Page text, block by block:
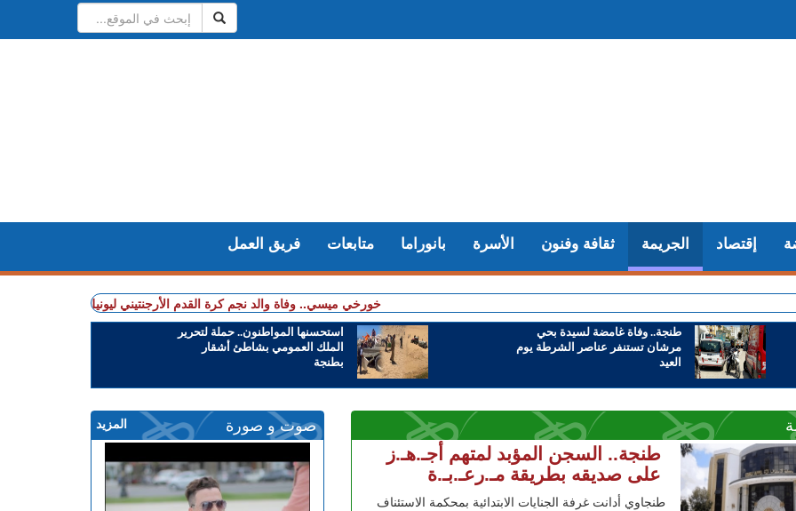
فريق العمل متابعات بانوراما الأسرة ثقافة وفنون الجريمة إقتصاد
+ خورخي ميسي.. وفاة والد نجم كرة القدم الأرجنتيني ليونيل ميسي عن عمر 68 عاما
استحسنها المواطنون.. حملة لتحرير
الملك العمومي بشاطئ أشقار
بطنجة
طنجة.. وفاة غامضة لسيدة بحي
مرشان تستنفر عناصر الشرطة يوم
العيد
طنجة.. السجن المؤبد لمتهم أجـ.هـ.ز
على صديقه بطريقة مـ.رعـ.بـ.ة
طنجاوي أدانت غرفة الجنايات الابتدائية بمحكمة الاستئناف
المزيد صوت و صورة